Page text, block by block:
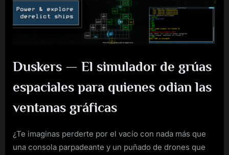
Duskers — El simulador de grúas
espaciales para quienes odian las
ventanas gráficas
¿Te imaginas perderte por el vacío con nada más que
una consola parpadeante y un puñado de drones que